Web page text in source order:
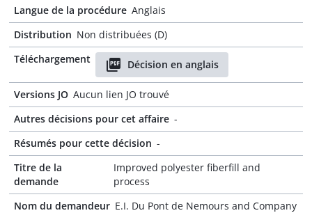
Langue de la procédure Anglais
Distribution Non distribuées (D)
Téléchargement
Décision en anglais
Versions JO Aucun lien JO trouvé
Autres décisions pour cet affaire -
Résumés pour cette décision -
Titre de la
demande
Improved polyester fiberfill and
process
Nom du demandeur E.I. Du Pont de Nemours and Company